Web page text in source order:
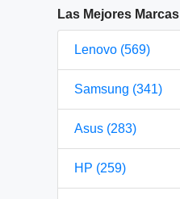
Las Mejores Marcas
Lenovo (569)
Samsung (341)
Asus (283)
HP (259)